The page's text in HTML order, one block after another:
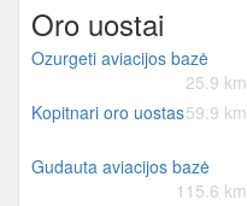
Oro uostai
Ozurgeti aviacijos bazė
25.9 km.
Kopitnari oro uostas59.9 km.
Gudauta aviacijos bazė
115.6 km.